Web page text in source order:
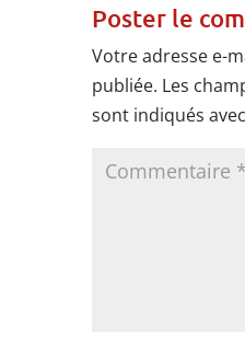
Poster le
Votre adresse e-
publiée. Les
sont indiqués avec